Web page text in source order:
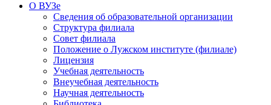
О ВУЗе
Сведения об образовательной организации
Структура филиала
Совет филиала
Положение о Лужском институте (филиале)
Лицензия
Учебная деятельность
Внеучебная деятельность
Научная деятельность